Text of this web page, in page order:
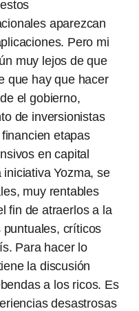
aparezcan
Pero mi
muy lejos de que
que hay que hacer
el gobierno,
de inversionistas
etapas
en capital
Yozma, se
muy rentables
fin de atraerlos a la
críticos
Para hacer lo
la discusión
a los ricos. Es
desastrosas